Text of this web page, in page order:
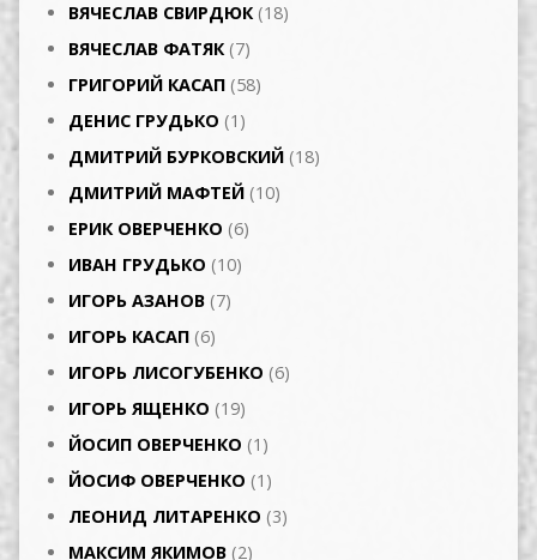
ВЯЧЕСЛАВ СВИРДЮК(18)
ВЯЧЕСЛАВ ФАТЯК(7)
ГРИГОРИЙ КАСАП (58)
ДЕНИС ГРУДЬКО (1)
ДМИТРИЙ БУРКОВСКИЙ (18)
ДМИТРИЙ МАФТЕЙ (10)
ЕРИК ОВЕРЧЕНКО (6)
ИВАН ГРУДЬКО (10)
ИГОРЬ АЗАНОВ (7)
ИГОРЬ КАСАП (6)
ИГОРЬ ЛИСОГУБЕНКО (6)
ИГОРЬ ЯЩЕНКО (19)
ЙОСИП ОВЕРЧЕНКО (1)
ЙОСИФ ОВЕРЧЕНКО (1)
ЛЕОНИД ЛИТАРЕНКО (3)
МАКСИМ ЯКИМОВ (2)